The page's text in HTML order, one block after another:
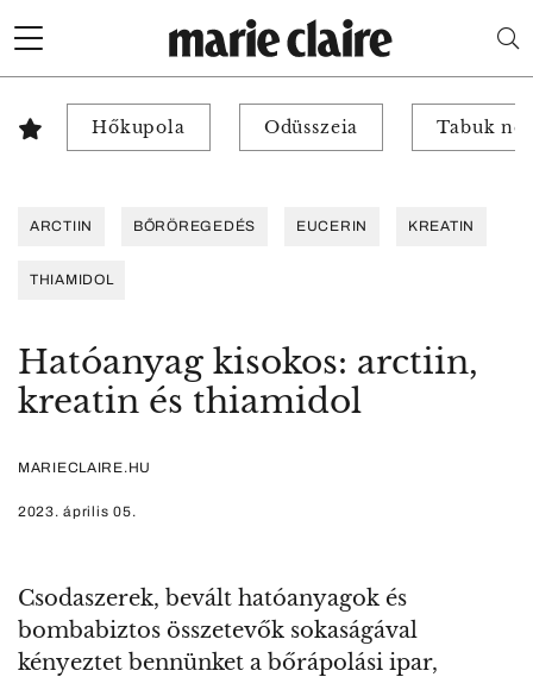
Hőkupola Odüsszeia Tabuk
ARCTIIN BŐRÖREGEDÉS EUCERIN KREATIN
THIAMIDOL
Hatóanyag kisokos: arctiin,
kreatin és thiamidol
MARIECLAIRE.HU
2023. április 05.
Csodaszerek, bevált hatóanyagok és
bombabiztos összetevők sokaságával
kényeztet bennünket a bőrápolási ipar,